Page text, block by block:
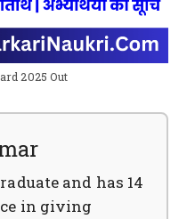
2025 Out
and has 14
in giving